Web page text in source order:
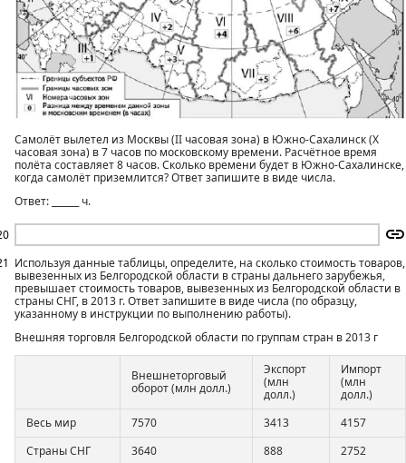
Самолёт вылетел из Москвы (II часовая зона) в Южно-Сахалинск (X
часовая зона) в 7 часов по московскому времени. Расчётное время
полёта составляет 8 часов. Сколько времени будет в Южно-Сахалинске,
когда самолёт приземлится? Ответ запишите в виде числа.
Ответ: ______ ч.
Используя данные таблицы, определите, на сколько стоимость товаров,
вывезенных из Белгородской области в страны дальнего зарубежья,
превышает стоимость товаров, вывезенных из Белгородской области в
страны СНГ, в 2013 г. Ответ запишите в виде числа (по образцу,
указанному в инструкции по выполнению работы).
Внешняя торговля Белгородской области по группам стран в 2013 г
Внешнеторговый
оборот (млн долл.)
Экспорт
(млн
долл.)
Импорт
(млн
долл.)
Весь мир
7570 3413
4157
Страны СНГ
3640 888
2752